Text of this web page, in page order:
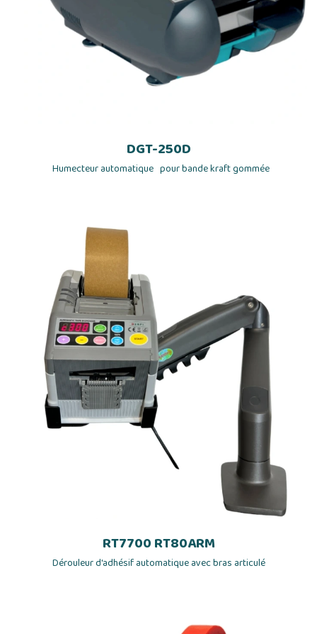
DGT-250D
Humecteur automatique pour bande kraft gommée
RT7700 RT80ARM
Dérouleur d'adhésif automatique avec bras articulé